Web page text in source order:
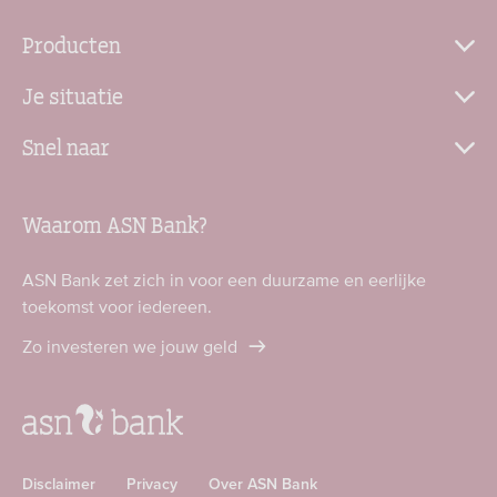
Producten
Je situatie
Snel naar
Waarom ASN Bank?
ASN Bank zet zich in voor een duurzame en eerlijke
toekomst voor iedereen.
Zo investeren we jouw geld
Disclaimer Privacy Over ASN Bank